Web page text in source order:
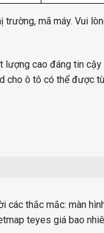
trường, mã máy. Vui
lượng cao đáng tin cậy
cho ô tô có thể được
các thắc mắc: màn
teyes giá bao